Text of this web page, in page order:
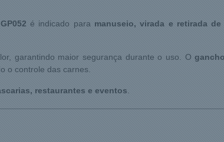
é indicado para manuseio, virada e retirada de
garantindo maior segurança durante o uso. O
o controle das carnes.
restaurantes e eventos